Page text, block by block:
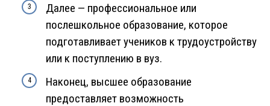
Далее — профессиональное или
послешкольное образование, которое
подготавливает учеников к трудоустройству
или к поступлению в вуз.
Наконец, высшее образование
предоставляет возможность